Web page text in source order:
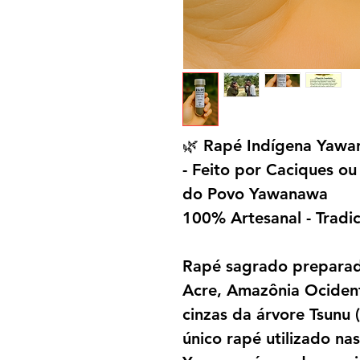
🌿 Rapé Indígena
- Feito por Caciques
do Povo Yawanawa
100% Artesanal -
Rapé sagrado
Acre, Amazônia
cinzas da árvore Tsunu
único rapé utilizado